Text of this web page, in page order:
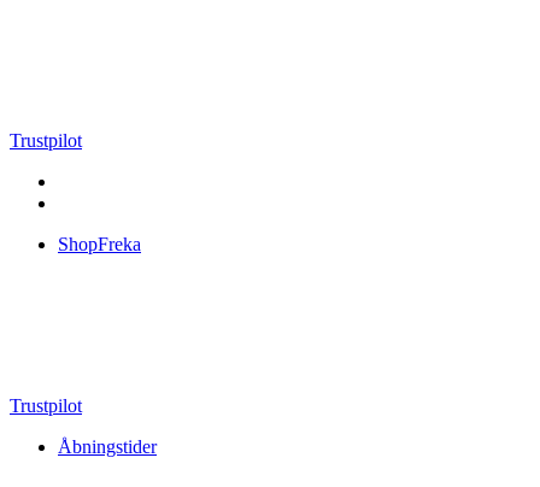
Trustpilot
ShopFreka
Trustpilot
Åbningstider